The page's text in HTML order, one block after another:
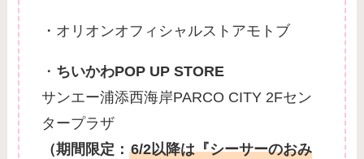
・オリオンオフィシャルストアモトブ
・ ちいかわPOP UP STORE
サンエー浦添西海岸PARCO CITY 2Fセン
タープラザ
（期間限定：6/2以降は『シーサーのおみ